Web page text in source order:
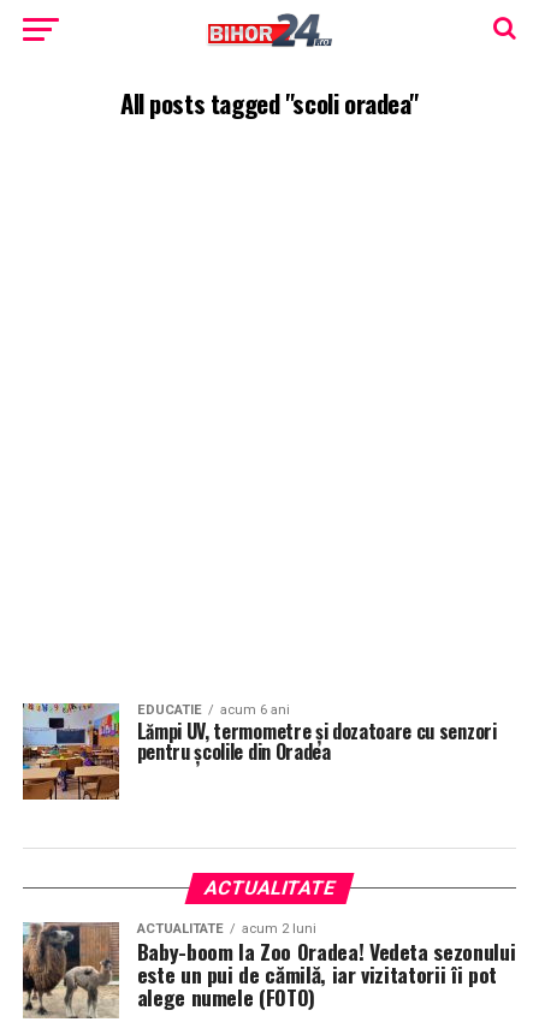
All posts tagged "scoli oradea"
EDUCATIE acum 6 ani
Lămpi UV, termometre și dozatoare cu senzori
pentru școlile din Oradea
ACTUALITATE
ACTUALITATE acum 2 luni
Baby-boom la Zoo Oradea! Vedeta sezonului
este un pui de cămilă, iar vizitatorii îi pot
alege numele (FOTO)